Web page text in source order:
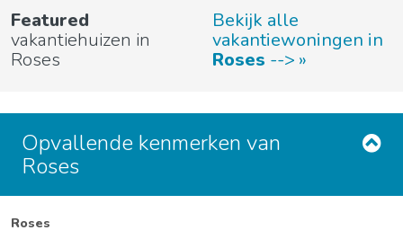
Featured
vakantiehuizen in
Roses
Bekijk alle
vakantiewoningen in
Roses -->
Opvallende kenmerken van
Roses
Roses